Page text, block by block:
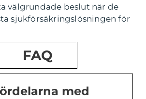
välgrundade beslut när de
sjukförsäkringslösningen för
FAQ
med